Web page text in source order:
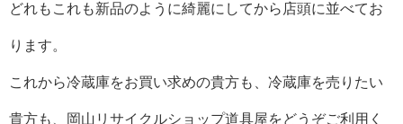
どれもこれも新品のように綺麗にしてから店頭に並べてお
ります。
これから冷蔵庫をお買い求めの貴方も、冷蔵庫を売りたい
貴方も、岡山リサイクルショップ道具屋をどうぞご利用く